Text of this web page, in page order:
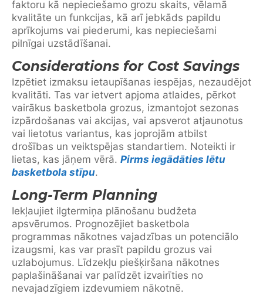
faktoru kā nepieciešamo grozu skaits, vēlamā
kvalitāte un funkcijas, kā arī jebkāds papildu
aprīkojums vai piederumi, kas nepieciešami
pilnīgai uzstādīšanai.
Considerations for Cost Savings
Izpētiet izmaksu ietaupīšanas iespējas, nezaudējot
kvalitāti. Tas var ietvert apjoma atlaides, pērkot
vairākus basketbola grozus, izmantojot sezonas
izpārdošanas vai akcijas, vai apsverot atjaunotus
vai lietotus variantus, kas joprojām atbilst
drošības un veiktspējas standartiem. Noteikti ir
lietas, kas jāņem vērā. Pirms iegādāties lētu
basketbola stīpu.
Long-Term Planning
Iekļaujiet ilgtermiņa plānošanu budžeta
apsvērumos. Prognozējiet basketbola
programmas nākotnes vajadzības un potenciālo
izaugsmi, kas var prasīt papildu grozus vai
uzlabojumus. Līdzekļu piešķiršana nākotnes
paplašināšanai var palīdzēt izvairīties no
nevajadzīgiem izdevumiem nākotnē.